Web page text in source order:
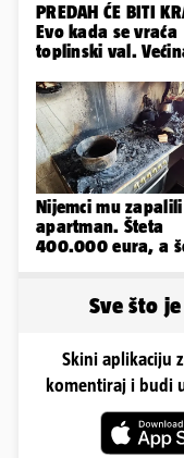
PREDAH ĆE BITI
Evo kada se vraća
toplinski val.
Nijemci mu zapalili
apartman. Šteta
400.000 eura, a
Sve što
Skini aplikaciju
komentiraj i budi